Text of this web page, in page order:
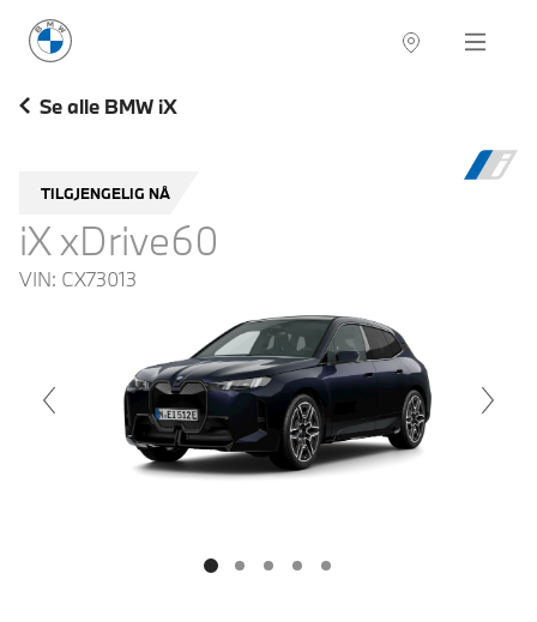
BMW Norge Navigation
Se alle BMW iX
TILGJENGELIG NÅ
iX xDrive60
VIN: CX73013